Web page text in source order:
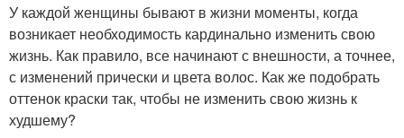
У каждой женщины бывают в жизни моменты, когда
возникает необходимость кардинально изменить свою
жизнь. Как правило, все начинают с внешности, а точнее,
с изменений прически и цвета волос. Как же подобрать
оттенок краски так, чтобы не изменить свою жизнь к
худшему?